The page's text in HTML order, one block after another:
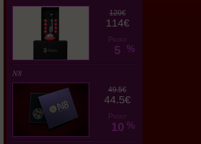
120€
114€
Profit
5 %
N8
49.5€
44.5€
Profit
10 %